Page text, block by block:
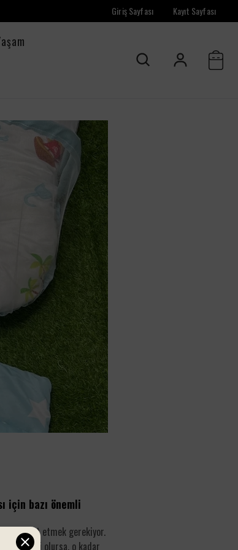
Giriş Sayfası Kayıt Sayfası
için bazı önemli
dikkat etmek gerekiyor.
kaliteli olursa, o kadar